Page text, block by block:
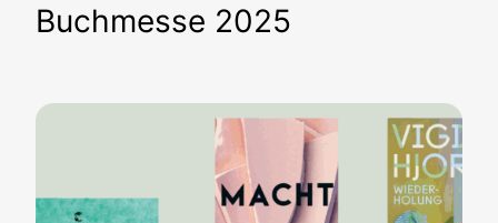
Buchmesse 2025